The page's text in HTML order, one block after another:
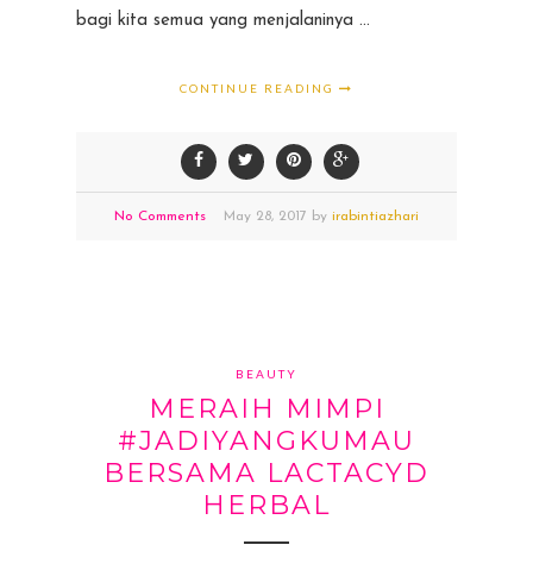
bagi kita semua yang menjalaninya ...
CONTINUE READING
No Comments May 28, 2017 by irabintiazhari
BEAUTY
MERAIH MIMPI
#JADIYANGKUMAU
BERSAMA LACTACYD
HERBAL